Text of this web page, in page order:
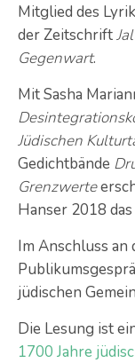
Mitglied des
der Zeitschrift
Gegenwart.
Mit Sasha
Jüdischen
Gedichtbände
Grenzwerte
Hanser 2018
Im Anschluss an
jüdischen
Die Lesung ist
1700 Jahre